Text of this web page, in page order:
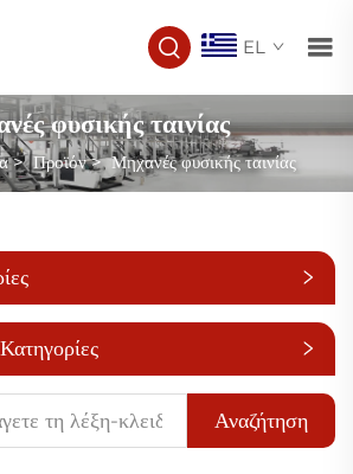
EL
φυσικής ταινίας
>Προϊόν>Μηχανές φυσικής ταινίας
Αναζήτηση